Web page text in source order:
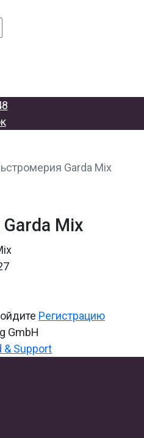
Garda Mix
Mix
Регистрацию
GmbH
& Support